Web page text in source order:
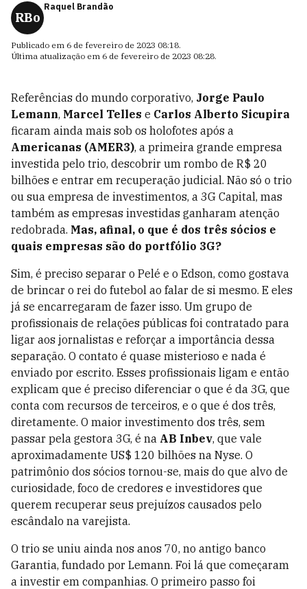
RBo
Raquel Brandão
Publicado em 6 de fevereiro de 2023 08:18.
Última atualização em 6 de fevereiro de 2023 08:28.
Referências do mundo corporativo, Jorge Paulo
Lemann, Marcel Telles e Carlos Alberto Sicupira
ficaram ainda mais sob os holofotes após a
Americanas (AMER3), a primeira grande empresa
investida pelo trio, descobrir um rombo de R$ 20
bilhões e entrar em recuperação judicial. Não só o trio
ou sua empresa de investimentos, a 3G Capital, mas
também as empresas investidas ganharam atenção
redobrada. Mas, afinal, o que é dos três sócios e
quais empresas são do portfólio 3G?
Sim, é preciso separar o Pelé e o Edson, como gostava
de brincar o rei do futebol ao falar de si mesmo. E eles
já se encarregaram de fazer isso. Um grupo de
profissionais de relações públicas foi contratado para
ligar aos jornalistas e reforçar a importância dessa
separação. O contato é quase misterioso e nada é
enviado por escrito. Esses profissionais ligam e então
explicam que é preciso diferenciar o que é da 3G, que
conta com recursos de terceiros, e o que é dos três,
diretamente. O maior investimento dos três, sem
passar pela gestora 3G, é na AB Inbev, que vale
aproximadamente US$ 120 bilhões na Nyse. O
patrimônio dos sócios tornou-se, mais do que alvo de
curiosidade, foco de credores e investidores que
querem recuperar seus prejuízos causados pelo
escândalo na varejista.
O trio se uniu ainda nos anos 70, no antigo banco
Garantia, fundado por Lemann. Foi lá que começaram
a investir em companhias. O primeiro passo foi